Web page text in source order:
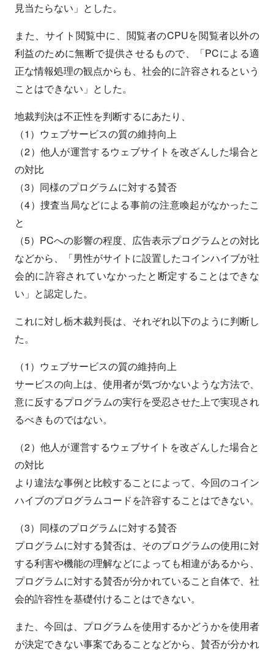
見当たらない」とした。
また、サイト閲覧中に、閲覧者のCPUを閲覧者以外の
利益のために無断で提供させるもので、「PCによる適
正な情報処理の観点からも、社会的に許容されるという
ことはできない」とした。
地裁判決は不正性を判断するにあたり、
（1）ウェブサービスの質の維持向上
（2）他人が運営するウェブサイトを改ざんした場合と
の対比
（3）同様のプログラムに対する賛否
（4）捜査当局などによる事前の注意喚起がなかったこ
と
（5）PCへの影響の程度、広告表示プログラムとの対比
などから、「男性がサイトに設置したコインハイブが社
会的に許容されていなかったと断定することはできな
い」と認定した。
これに対し栃木裁判長は、それぞれ以下のように判断し
た。
（1）ウェブサービスの質の維持向上
サービスの向上は、使用者が気づかないような方法で、
意に反するプログラムの実行を受忍させた上で実現され
るべきものではない。
（2）他人が運営するウェブサイトを改ざんした場合と
の対比
より違法な事例と比較することによって、今回のコイン
ハイブのプログラムコードを許容することはできない。
（3）同様のプログラムに対する賛否
プログラムに対する賛否は、そのプログラムの使用に対
する利害や機能の理解などによっても相違があるから、
プログラムに対する賛否が分かれていること自体で、社
会的許容性を基礎付けることはできない。
また、今回は、プログラムを使用するかどうかを使用者
が決定できない事案であることなどから、賛否が分かれ